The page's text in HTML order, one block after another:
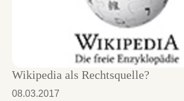
Wikipedia als Rechtsquelle?
08.03.2017